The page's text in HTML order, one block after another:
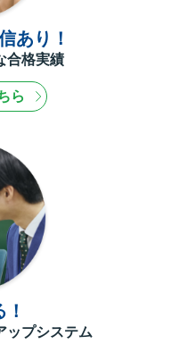
あり！
合格実績
ら
ップシステム